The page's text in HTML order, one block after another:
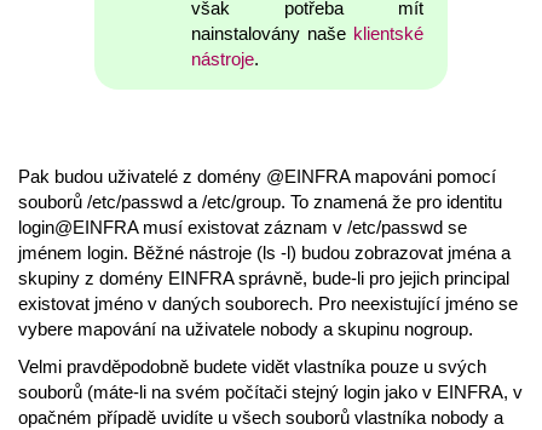
však potřeba mít
nainstalovány naše klientské
nástroje.
Pak budou uživatelé z domény @EINFRA mapováni pomocí
souborů /etc/passwd a /etc/group. To znamená že pro identitu
login@EINFRA musí existovat záznam v /etc/passwd se
jménem login. Běžné nástroje (ls -l) budou zobrazovat jména a
skupiny z domény EINFRA správně, bude-li pro jejich principal
existovat jméno v daných souborech. Pro neexistující jméno se
vybere mapování na uživatele nobody a skupinu nogroup.
Velmi pravděpodobně budete vidět vlastníka pouze u svých
souborů (máte-li na svém počítači stejný login jako v EINFRA, v
opačném případě uvidíte u všech souborů vlastníka nobody a